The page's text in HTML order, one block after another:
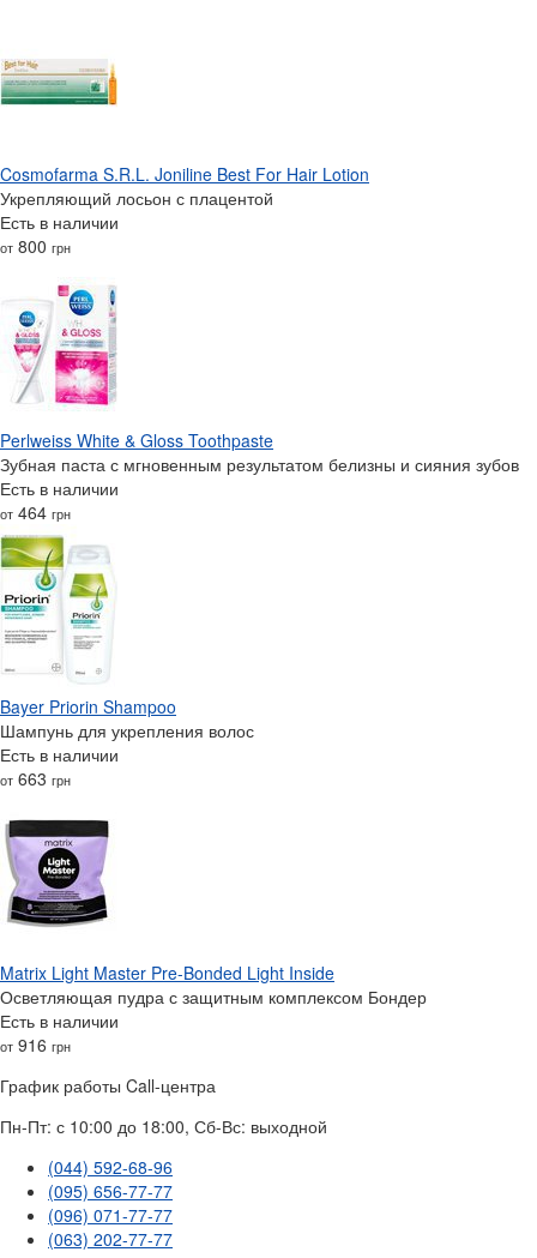
Cosmofarma S.R.L. Joniline Best For Hair Lotion
Укрепляющий лосьон с плацентой
Есть в наличии
от 800 грн
Perlweiss White & Gloss Toothpaste
Зубная паста с мгновенным результатом белизны и сияния зубов
Есть в наличии
от 464 грн
Bayer Priorin Shampoo
Шампунь для укрепления волос
Есть в наличии
от 663 грн
Matrix Light Master Pre-Bonded Light Inside
Осветляющая пудра с защитным комплексом Бондер
Есть в наличии
от 916 грн
График работы Call-центра
Пн-Пт: с 10:00 до 18:00, Сб-Вс: выходной
(044) 592-68-96
(095) 656-77-77
(096) 071-77-77
(063) 202-77-77